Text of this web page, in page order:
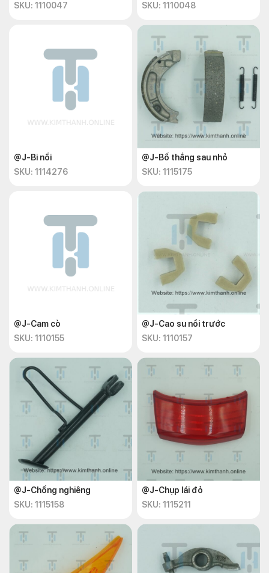
SKU: 1110047
SKU: 1110048
@J-Bi nồi
SKU: 1114276
@J-Bố thắng sau nhỏ
SKU: 1115175
@J-Cam cò
SKU: 1110155
@J-Cao su nồi trước
SKU: 1110157
@J-Chống nghiêng
SKU: 1115158
@J-Chụp lái đỏ
SKU: 1115211